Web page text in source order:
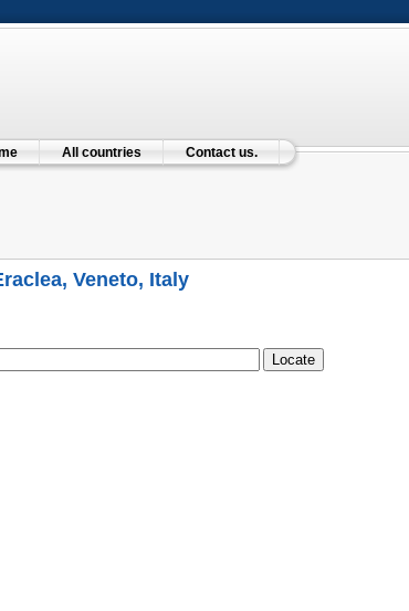
All countries Contact us.
Veneto, Italy